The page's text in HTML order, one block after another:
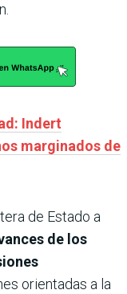
Indert
marginados de
de Estado a
de los
orientadas a la